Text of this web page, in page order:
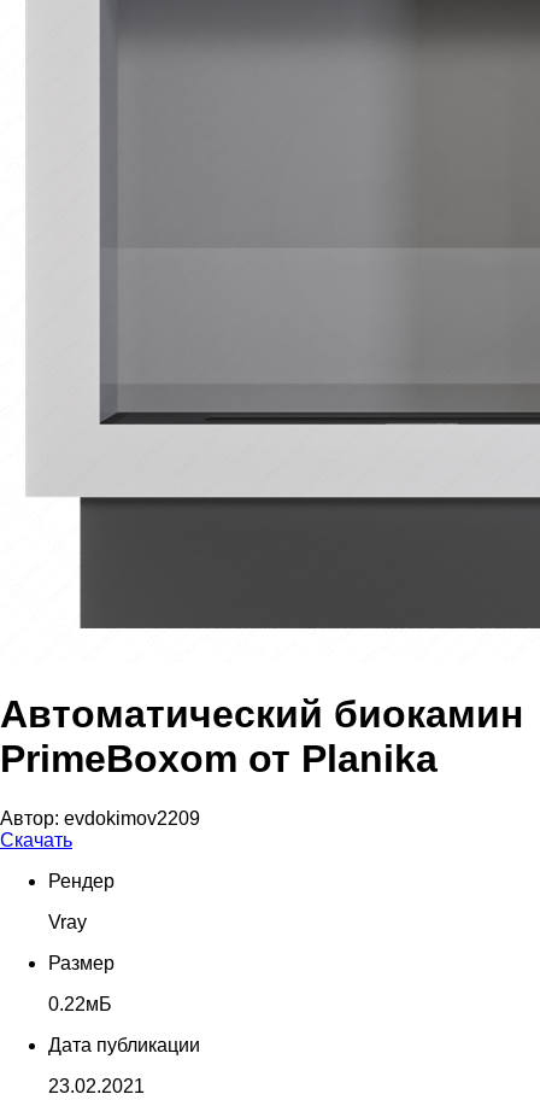
Автоматический биокамин
PrimeBoxom от Planika
Автор: evdokimov2209
Скачать
Рендер
Vray
Размер
0.22мБ
Дата публикации
23.02.2021